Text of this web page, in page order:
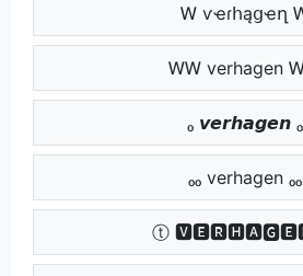
Ꮃ ѵҽɾհąցҽղ
ᎳᎳ verhagen
ₒ 𝙫𝙚𝙧𝙝𝙖𝙜𝙚𝙣 ₒ
ₒₒ verhagen ₒₒ
ⓣ